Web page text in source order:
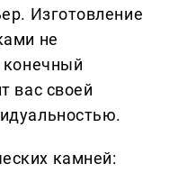
Изготовление
не
конечный
вас своей
камней: